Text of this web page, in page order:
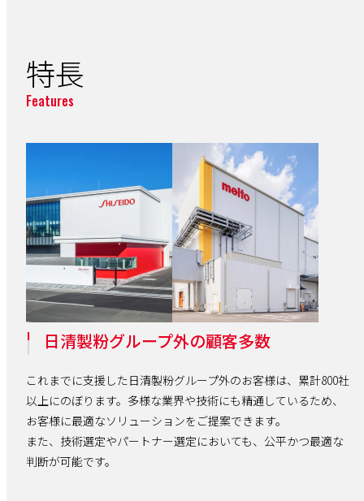
特長
Features
日清製粉グループ外の顧客多数
これまでに支援した日清製粉グループ外のお客様は、累計800社
以上にのぼります。多様な業界や技術にも精通しているため、
お客様に最適なソリューションをご提案できます。
また、技術選定やパートナー選定においても、公平かつ最適な
判断が可能です。